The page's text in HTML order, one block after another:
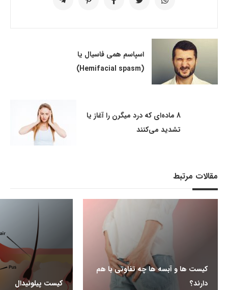
اسپاسم همی فاسیال یا
(Hemifacial spasm)
8 ماده‌ای که درد میگرن را آغاز یا
تشدید می‌کنند
مقالات مرتبط
کیست ها و آبسه ها چه تفاوتی با هم
دارند؟
کیست پیلونیدال